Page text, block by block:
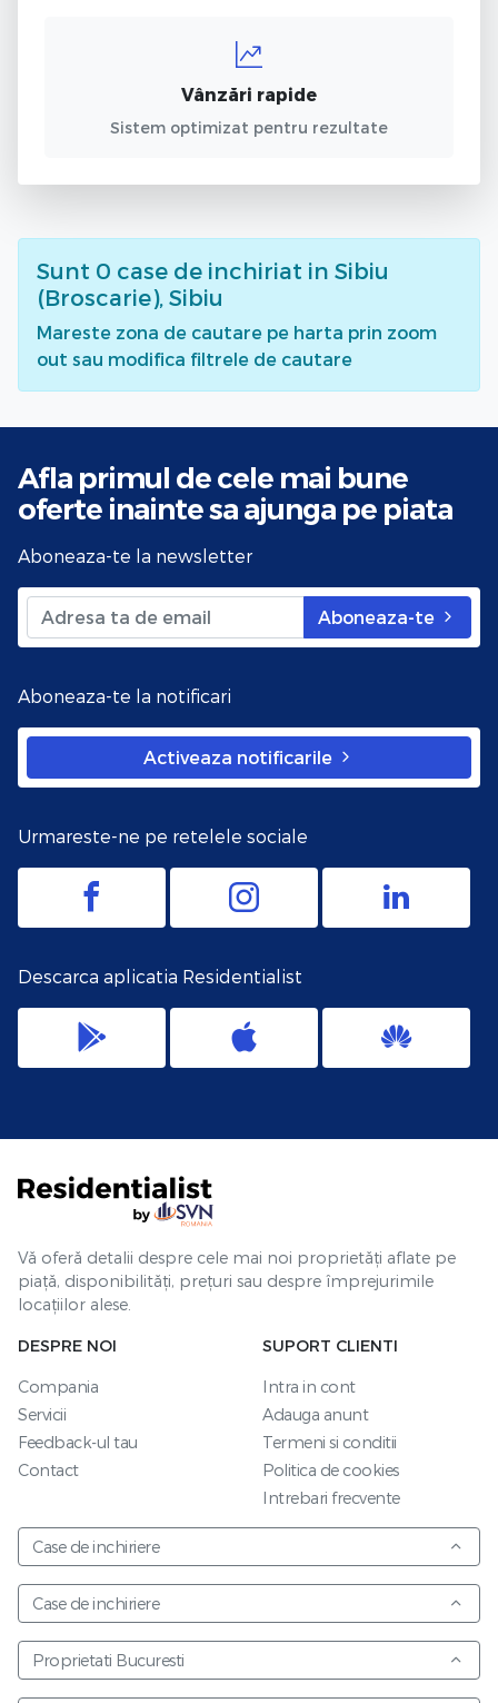
Vânzări rapide
Sistem optimizat pentru rezultate
Sunt 0 case de inchiriat in Sibiu
(Broscarie), Sibiu
Mareste zona de cautare pe harta prin zoom
out sau modifica filtrele de cautare
Afla primul de cele mai bune
oferte inainte sa ajunga pe piata
Aboneaza-te la newsletter
Aboneaza-te
Aboneaza-te la notificari
Activeaza notificarile
Urmareste-ne pe retelele sociale
Descarca aplicatia Residentialist
Vă oferă detalii despre cele mai noi proprietăți aflate pe
piață, disponibilități, prețuri sau despre împrejurimile
locațiilor alese.
DESPRE NOI
Compania
Servicii
Feedback-ul tau
Contact
SUPORT CLIENTI
Intra in cont
Adauga anunt
Termeni si conditii
Politica de cookies
Intrebari frecvente
Case de inchiriere
Case de inchiriere
Proprietati Bucuresti